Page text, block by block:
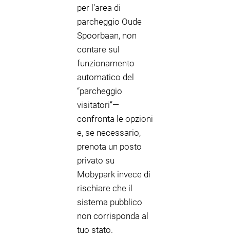
per l’area di
parcheggio Oude
Spoorbaan, non
contare sul
funzionamento
automatico del
“parcheggio
visitatori”—
confronta le opzioni
e, se necessario,
prenota un posto
privato su
Mobypark invece di
rischiare che il
sistema pubblico
non corrisponda al
tuo stato.